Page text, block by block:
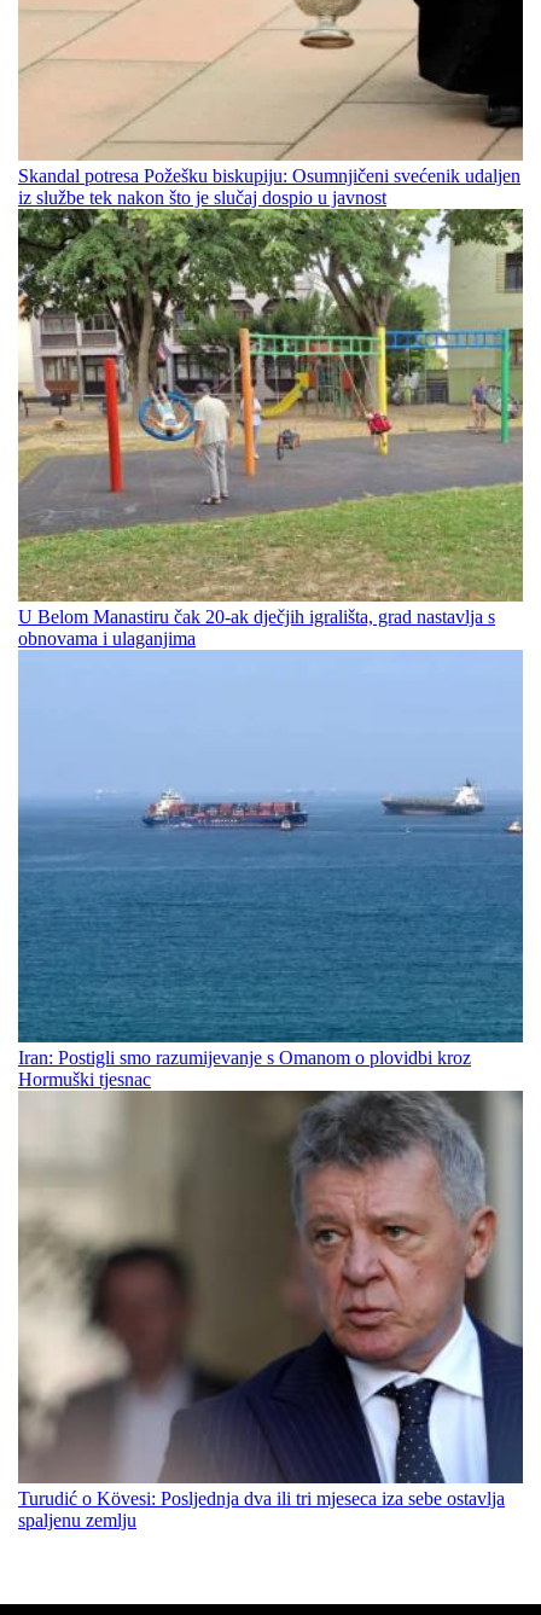
Skandal potresa Požešku biskupiju: Osumnjičeni svećenik udaljen
iz službe tek nakon što je slučaj dospio u javnost
U Belom Manastiru čak 20-ak dječjih igrališta, grad nastavlja s
obnovama i ulaganjima
Iran: Postigli smo razumijevanje s Omanom o plovidbi kroz
Hormuški tjesnac
Turudić o Kövesi: Posljednja dva ili tri mjeseca iza sebe ostavlja
spaljenu zemlju